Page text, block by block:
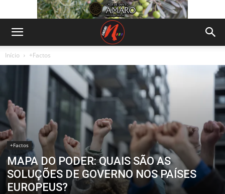
Início +Factos
+Factos
MAPA DO PODER: QUAIS SÃO AS
SOLUÇÕES DE GOVERNO NOS PAÍSES
EUROPEUS?